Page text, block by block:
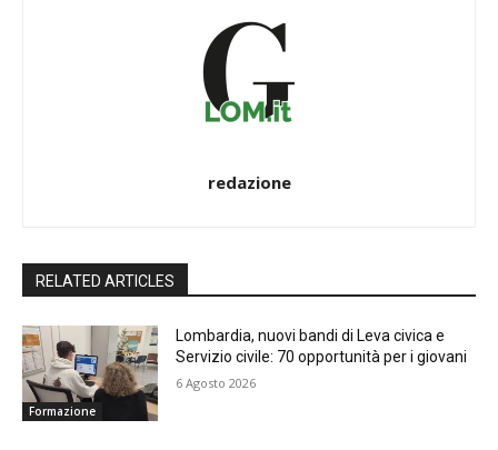
redazione
RELATED ARTICLES
Formazione
Lombardia, nuovi bandi di Leva civica e
Servizio civile: 70 opportunità per i giovani
6 Agosto 2026